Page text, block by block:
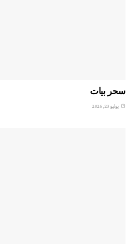
سحر بيات
يوليو 23, 2026